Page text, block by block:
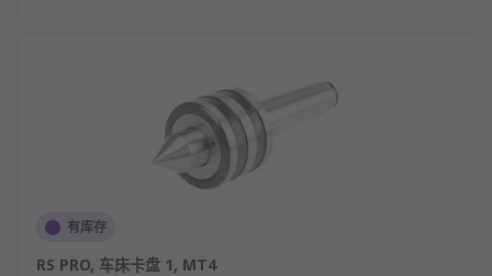
有库存
RS PRO, 车床卡盘 1, MT4